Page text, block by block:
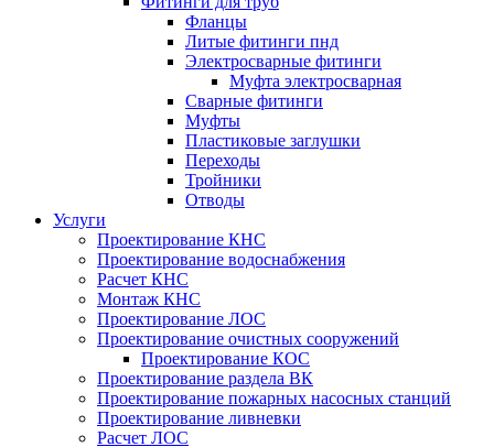
Фланцы
Литые фитинги пнд
Электросварные фитинги
Муфта электросварная
Сварные фитинги
Муфты
Пластиковые заглушки
Переходы
Тройники
Отводы
Услуги
Проектирование КНС
Проектирование водоснабжения
Расчет КНС
Монтаж КНС
Проектирование ЛОС
Проектирование очистных сооружений
Проектирование КОС
Проектирование раздела ВК
Проектирование пожарных насосных станций
Проектирование ливневки
Расчет ЛОС